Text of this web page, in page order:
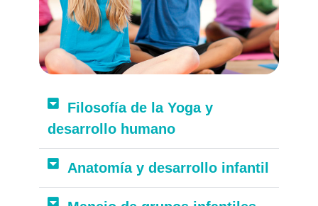
Filosofía de la Yoga y
desarrollo humano
Anatomía y desarrollo infantil